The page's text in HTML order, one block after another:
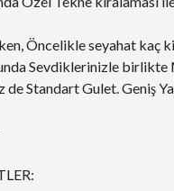
Öncelikle seyahat kaç
Sevdiklerinizle birlikte
de Standart Gulet. Geniş